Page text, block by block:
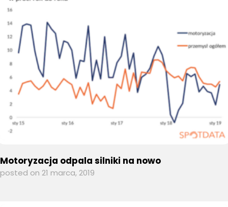
Motoryzacja odpala silniki na nowo
posted on 21 marca, 2019